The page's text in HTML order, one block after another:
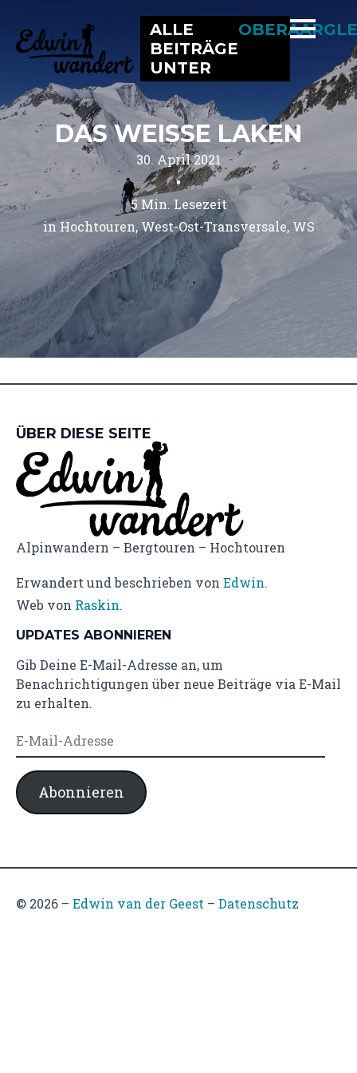
ALLE
BEITRÄGE
UNTER
DAS WEISSE LAKEN
30. April 2021
•
5 Min. Lesezeit
in Hochtouren West-Ost-Transversale WS
ÜBER DIESE SEITE
Alpinwandern – Bergtouren – Hochtouren
Erwandert und beschrieben von Edwin.
Web von Raskin.
UPDATES ABONNIEREN
Gib Deine E-Mail-Adresse an, um
Benachrichtigungen über neue Beiträge via E-Mail
zu erhalten.
E-
Mail-
Adresse
Abonnieren
© 2026 – Edwin van der Geest – Datenschutz